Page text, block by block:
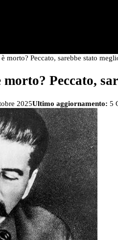
morto? Peccato, sarebbe stato
Peccato,
2025Ultimo aggiornamento: 5